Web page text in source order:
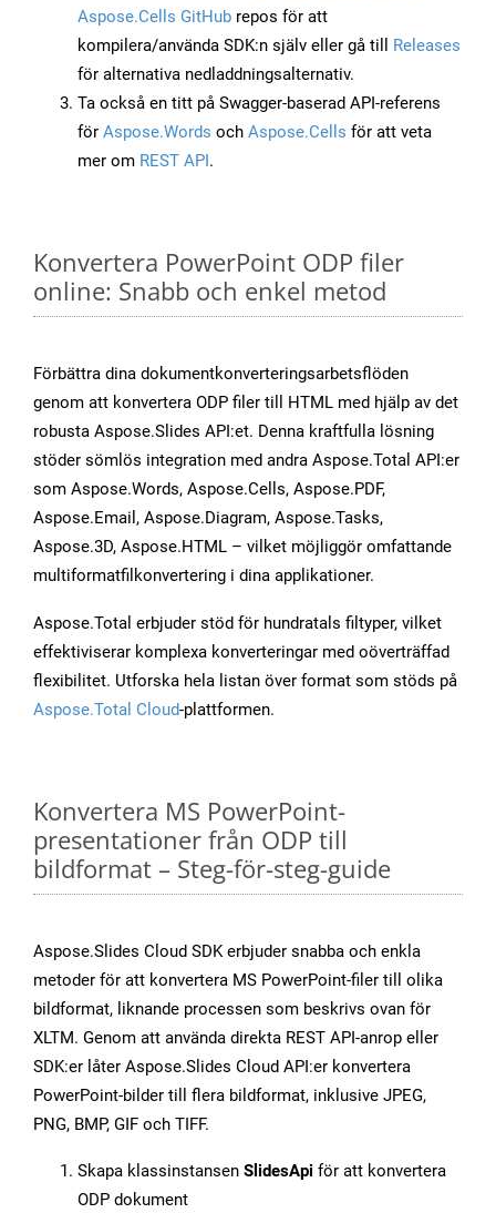
Aspose.Cells GitHub repos för att
kompilera/använda SDK:n själv eller gå till Releases
för alternativa nedladdningsalternativ.
Ta också en titt på Swagger-baserad API-referens
för Aspose.Words och Aspose.Cells för att veta
mer om REST API.
Konvertera PowerPoint ODP filer
online: Snabb och enkel metod
Förbättra dina dokumentkonverteringsarbetsflöden
genom att konvertera ODP filer till HTML med hjälp av det
robusta Aspose.Slides API:et. Denna kraftfulla lösning
stöder sömlös integration med andra Aspose.Total API:er
som Aspose.Words, Aspose.Cells, Aspose.PDF,
Aspose.Email, Aspose.Diagram, Aspose.Tasks,
Aspose.3D, Aspose.HTML – vilket möjliggör omfattande
multiformatfilkonvertering i dina applikationer.
Aspose.Total erbjuder stöd för hundratals filtyper, vilket
effektiviserar komplexa konverteringar med oöverträffad
flexibilitet. Utforska hela listan över format som stöds på
Aspose.Total Cloud-plattformen.
Konvertera MS PowerPoint-
presentationer från ODP till
bildformat – Steg-för-steg-guide
Aspose.Slides Cloud SDK erbjuder snabba och enkla
metoder för att konvertera MS PowerPoint-filer till olika
bildformat, liknande processen som beskrivs ovan för
XLTM. Genom att använda direkta REST API-anrop eller
SDK:er låter Aspose.Slides Cloud API:er konvertera
PowerPoint-bilder till flera bildformat, inklusive JPEG,
PNG, BMP, GIF och TIFF.
Skapa klassinstansen SlidesApi för att konvertera
ODP dokument